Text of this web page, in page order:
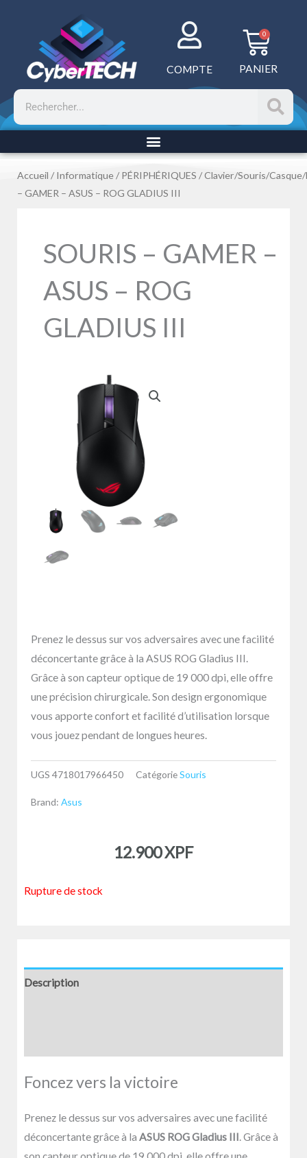
COMPTE
0
PANIER
Rechercher
Accueil /Informatique / PÉRIPHÉRIQUES /Clavier/Souris/
– GAMER – ASUS – ROG GLADIUS III
SOURIS – GAMER –
ASUS – ROG
GLADIUS III
Prenez le dessus sur vos adversaires avec une facilité
déconcertante grâce à la ASUS ROG Gladius III.
Grâce à son capteur optique de 19 000 dpi, elle offre
une précision chirurgicale. Son design ergonomique
vous apporte confort et facilité d’utilisation lorsque
vous jouez pendant de longues heures.
UGS 4718017966450 CatégorieSouris
Brand: Asus
12.900XPF
Rupture de stock
Description
Foncez vers la victoire
Prenez le dessus sur vos adversaires avec une facilité
déconcertante grâce à la ASUS ROG Gladius III. Grâce à